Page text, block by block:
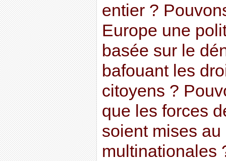
entier ?
Europe une
basée sur le
bafouant les
citoyens ?
que les forces
soient mises
multinationales